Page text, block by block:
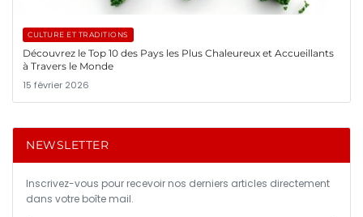
CULTURE ET TRADITIONS
Découvrez le Top 10 des Pays les Plus Chaleureux et Accueillants
à Travers le Monde
15 février 2026
NEWSLETTER
Inscrivez-vous pour recevoir nos derniers articles directement
dans votre boîte mail.